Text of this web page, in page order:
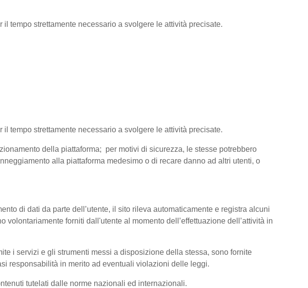
tempo strettamente necessario a svolgere le attività precisate.
tempo strettamente necessario a svolgere le attività precisate.
della piattaforma; per motivi di sicurezza, le stesse potrebbero
alla piattaforma medesimo o di recare danno ad altri utenti, o
di dati da parte dell’utente, il sito rileva automaticamente e registra alcuni
forniti dall'utente al momento dell’effettuazione dell’attività in
i servizi e gli strumenti messi a disposizione della stessa, sono fornite
responsabilità in merito ad eventuali violazioni delle leggi.
tutelati dalle norme nazionali ed internazionali.